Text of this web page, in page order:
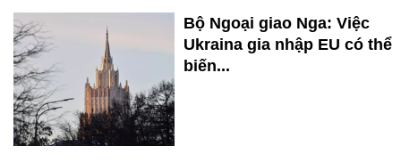
Bộ Ngoại giao Nga: Việc
Ukraina gia nhập EU có thể
biến...